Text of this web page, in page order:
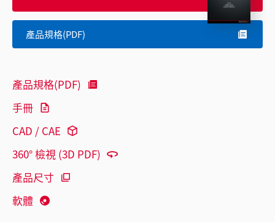
產品規格(PDF)
產品規格(PDF)
手冊
CAD / CAE
360° 檢視 (3D PDF)
產品尺寸
軟體